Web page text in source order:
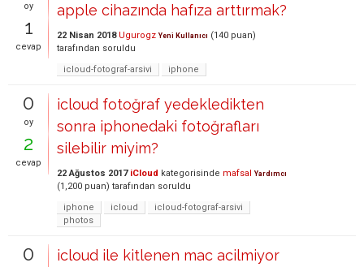
oy
1
cevap
apple cihazında hafıza arttırmak?
22 Nisan 2018 Ugurogz Yeni Kullanıcı (140 puan)
tarafından soruldu
icloud-fotograf-arsivi
iphone
0
oy
2
cevap
icloud fotoğraf yedekledikten
sonra iphonedaki fotoğrafları
silebilir miyim?
22 Ağustos 2017 iCloud kategorisinde mafsal Yardımcı
(1,200 puan) tarafından soruldu
iphone
icloud
icloud-fotograf-arsivi
photos
0 icloud ile kitlenen mac acilmiyor